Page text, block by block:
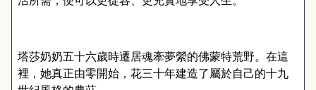
塔莎奶奶五十六歲時遷居魂牽夢縈的佛蒙特荒野。在這
裡，她真正由零開始，花三十年建造了屬於自己的十九